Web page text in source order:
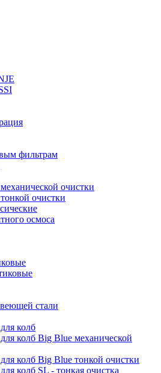
фильтрам
очистки
очистки
осмоса
стали
колб
колб Big Blue механической
колб Big Blue тонкой очистки
колб SL - тонкая очистка